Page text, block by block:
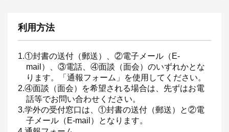
利用方法
1.①封書の送付（郵送）、②電子メール（E-
mail）、③電話、④面談（面会）のいずれかとな
ります。「通報フォーム」を使用してください。
2.④面談（面会）を希望される場合は、先ずはお電
話等でお問い合わせください。
3.学外の受付窓口は、①封書の送付（郵送）と②電
子メール（E-mail）となります。